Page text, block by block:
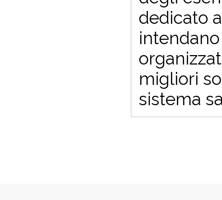
dedicato
migliori
sistema